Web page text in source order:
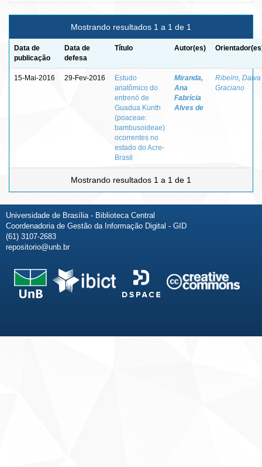
Mostrando resultados 1 a 1 de 1
Data de
publicação
Data de
defesa
Título Autor(es)
15-Mai-2016 29-Fev-2016
Estudo
anatômico do
entrenó de
Guadua Kunth
(poaceae:
bambusoideae)
ocorrentes no
estado do Acre-
Brasil
Miranda,
Ana
Fabrícia
Alves de
Ribeiro, Dalva
Graciano
Mostrando resultados 1 a 1 de 1
Universidade de Brasília - Biblioteca Central
Coordenadoria de Gestão da Informação Digital - GID
(61) 3107-2683
repositorio@unb.br